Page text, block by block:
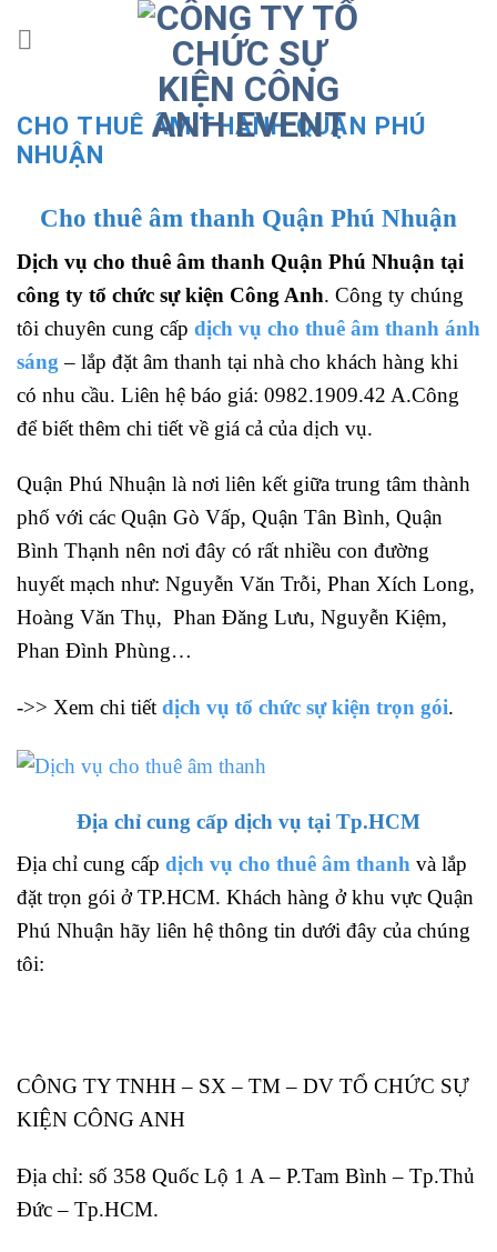
CHO THUÊ ÂM THANH QUẬN PHÚ
NHUẬN
Cho thuê âm thanh Quận Phú Nhuận
Dịch vụ cho thuê âm thanh Quận Phú Nhuận tại
công ty tổ chức sự kiện Công Anh. Công ty chúng
tôi chuyên cung cấp dịch vụ cho thuê âm thanh ánh
sáng – lắp đặt âm thanh tại nhà cho khách hàng khi
có nhu cầu. Liên hệ báo giá: 0982.1909.42 A.Công
để biết thêm chi tiết về giá cả của dịch vụ.
Quận Phú Nhuận là nơi liên kết giữa trung tâm thành
phố với các Quận Gò Vấp, Quận Tân Bình, Quận
Bình Thạnh nên nơi đây có rất nhiều con đường
huyết mạch như: Nguyễn Văn Trỗi, Phan Xích Long,
Hoàng Văn Thụ, Phan Đăng Lưu, Nguyễn Kiệm,
Phan Đình Phùng…
->> Xem chi tiết dịch vụ tổ chức sự kiện trọn gói.
Địa chỉ cung cấp dịch vụ tại Tp.HCM
Địa chỉ cung cấp dịch vụ cho thuê âm thanh và lắp
đặt trọn gói ở TP.HCM. Khách hàng ở khu vực Quận
Phú Nhuận hãy liên hệ thông tin dưới đây của chúng
tôi:
CÔNG TY TNHH – SX – TM – DV TỔ CHỨC SỰ
KIỆN CÔNG ANH
Địa chỉ: số 358 Quốc Lộ 1 A – P.Tam Bình – Tp.Thủ
Đức – Tp.HCM.